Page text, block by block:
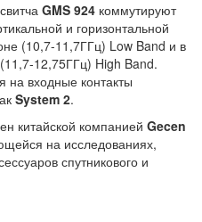
GMS 924 коммутируют
и горизонтальной
(10,7-11,7ГГц) Low Band и в
12,75ГГц) High Band.
на входные контакты
System 2.
китайской компанией Gecen
на исследованиях,
спутникового и